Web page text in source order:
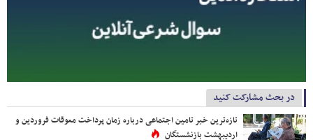
در بحث مشارکت کنید
تازه‌ترین خبر تامین اجتماعی درباره زمان پرداخت معوقات فروردین و
اردیبهشت بازنشستگان